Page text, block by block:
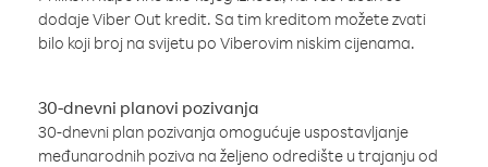
dodaje Viber Out kredit. Sa tim kreditom možete zvati
bilo koji broj na svijetu po Viberovim niskim cijenama.
30-dnevni planovi pozivanja
30-dnevni plan pozivanja omogućuje uspostavljanje
međunarodnih poziva na željeno odredište u trajanju od